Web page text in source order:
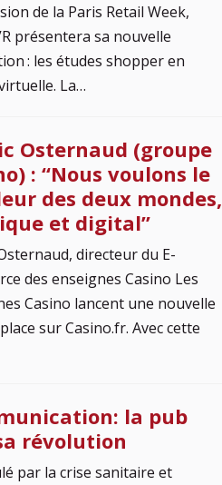
de la Paris Retail Week,
présentera sa nouvelle
: les études shopper en
La…
Osternaud (groupe
: “Nous voulons le
des deux mondes,
et digital”
directeur du E-
des enseignes Casino Les
Casino lancent une nouvelle
sur Casino.fr. Avec cette
la pub
révolution
par la crise sanitaire et